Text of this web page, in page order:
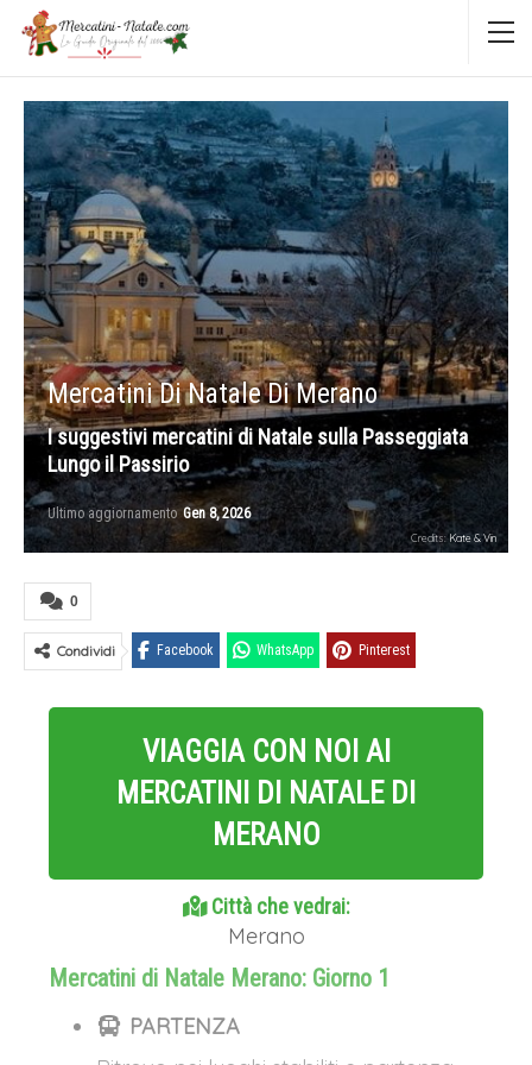
Mercatini Di Natale Di Merano
I suggestivi mercatini di Natale sulla Passeggiata
Lungo il Passirio
Ultimo aggiornamento Gen 8, 2026
Credits:Kate & Vin
0
Condividi Facebook WhatsApp Pinterest
VIAGGIA CON NOI AI
MERCATINI DI NATALE DI
MERANO
Città che vedrai:
Merano
Mercatini di Natale Merano: Giorno 1
PARTENZA